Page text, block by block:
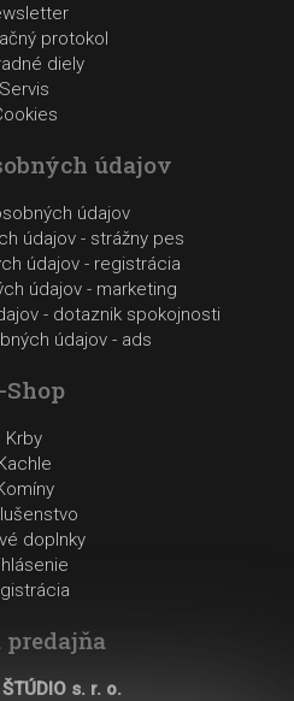
protokol
diely
Servis
údajov
údajov
údajov - strážny pes
údajov - registrácia
údajov - marketing
- dotaznik spokojnosti
údajov - ads
Shop
Krby
doplnky
predajňa
s. r. o.